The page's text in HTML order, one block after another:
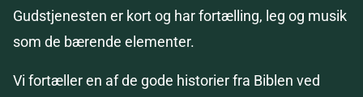
Gudstjenesten er kort og har fortælling, leg og musik
som de bærende elementer.
Vi fortæller en af de gode historier fra Biblen ved